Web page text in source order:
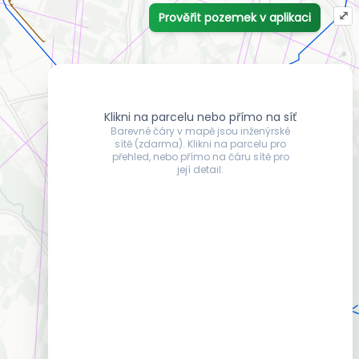
Klikni na parcelu nebo přímo na síť
Barevné čáry v mapě jsou inženýrské
sítě (zdarma). Klikni na parcelu pro
přehled, nebo přímo na čáru sítě pro
její detail.
Prověřit pozemek v aplikaci ⤢